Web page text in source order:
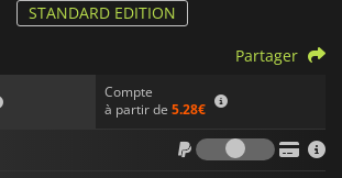
STANDARD EDITION
Compte
à partir de 5.28€
Partager
Frais